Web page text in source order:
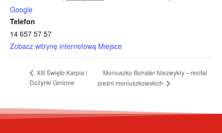
Google
Telefon
14 657 57 57
Zobacz witrynę internetową Miejsce
XIII Święto Karpia i
Dożynki Gminne
Moniuszko Bohater Niezwykły – recital
pieśni moniuszkowskich